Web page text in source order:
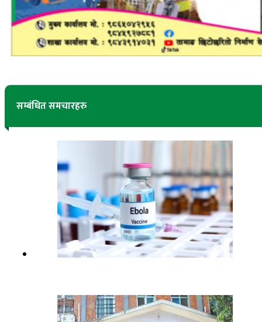
सम्बंधित समचारहरु